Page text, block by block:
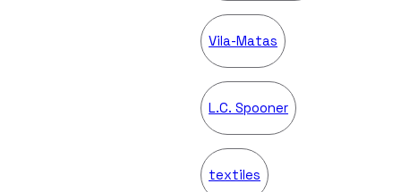
Vila-Matas
L.C. Spooner
textiles